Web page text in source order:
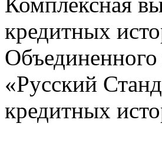
кредитных
«Русский
кредитных